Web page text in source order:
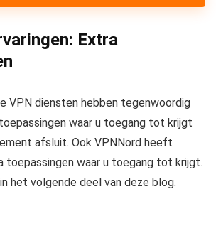
Extra
VPN diensten hebben tegenwoordig
waar u toegang tot krijgt
afsluit. Ook VPNNord heeft
toepassingen waar u toegang tot krijgt.
het volgende deel van deze blog.